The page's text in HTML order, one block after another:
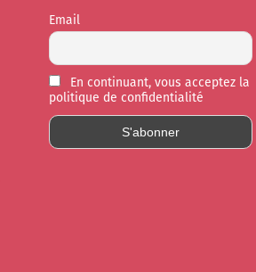
Email
En continuant, vous acceptez la
politique de confidentialité